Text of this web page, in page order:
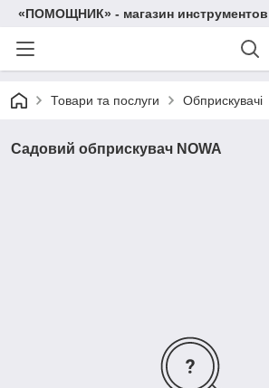
«ПОМОЩНИК» - магазин
Товари та послуги Обприскувачі
Садовий обприскувач NOWA